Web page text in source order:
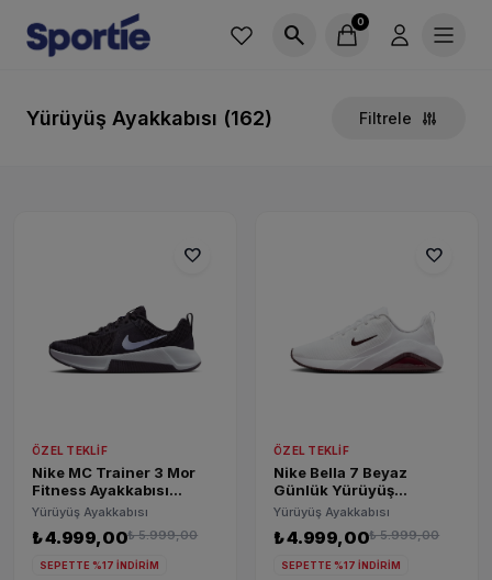
search 0
Yürüyüş Ayakkabısı (162) Filtrele
favorite
ÖZEL TEKLIF
Nike MC Trainer 3 Mor
Fitness Ayakkabısı
FQ1830-501
Yürüyüş Ayakkabısı
₺ 4.999,00₺ 5.999,00
SEPETTE %17 İNDİRİM
favorite
ÖZEL TEKLIF
Nike Bella 7 Beyaz
Günlük Yürüyüş
Ayakkabısı FZ1689-107
Yürüyüş Ayakkabısı
₺ 4.999,00₺ 5.999,00
SEPETTE %17 İNDİRİM